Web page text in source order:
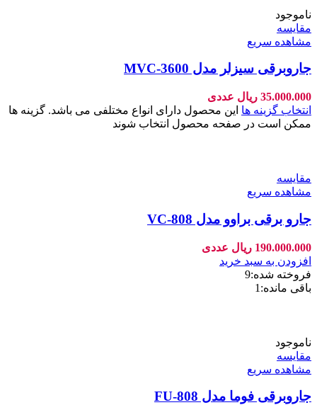
ناموجود
مقایسه
مشاهده سریع
جاروبرقی سیزلر مدل MVC-3600
35.000.000 ریال عددی
انتخاب گزینه ها این محصول دارای انواع مختلفی می باشد. گزینه ها
ممکن است در صفحه محصول انتخاب شوند
مقایسه
مشاهده سریع
جارو برقی براوو مدل VC-808
190.000.000 ریال عددی
افزودن به سبد خرید
فروخته شده:9
باقی مانده: 1
ناموجود
مقایسه
مشاهده سریع
جاروبرقی فوما مدل FU-808